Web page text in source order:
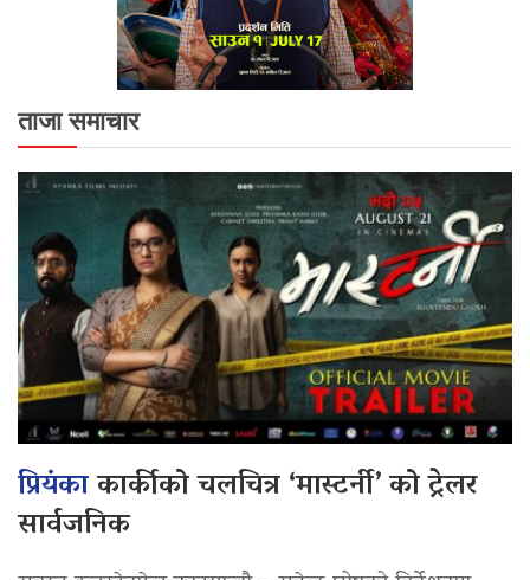
ताजा समाचार
प्रियंकाकार्कीको चलचित्र ‘मास्टर्नी’ को ट्रेलर
सार्वजनिक